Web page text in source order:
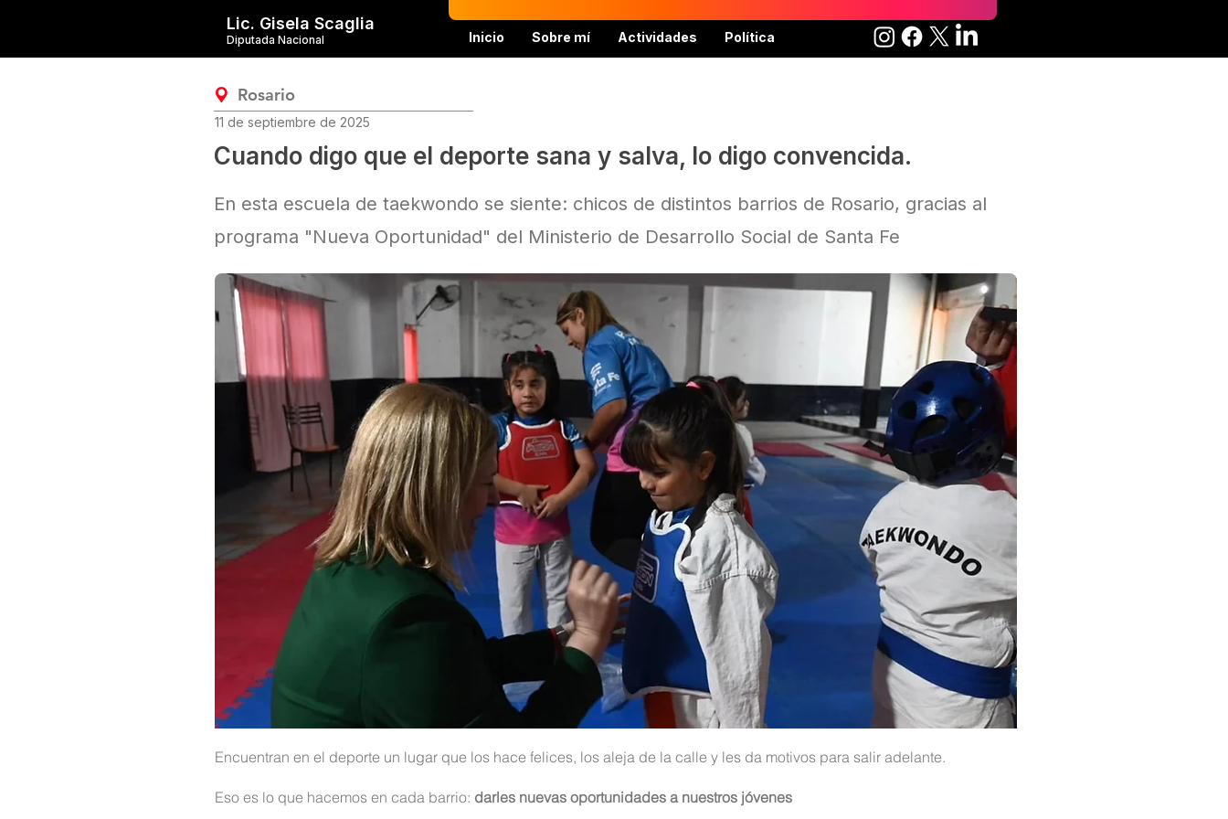
Diputada Nacional
Lic. Gisela Scaglia
Inicio Sobre mí Actividades Política
Rosario
11 de septiembre de 2025
Cuando digo que el deporte sana y salva, lo digo convencida.
En esta escuela de taekwondo se siente: chicos de distintos barrios de Rosario, gracias al
programa "Nueva Oportunidad" del Ministerio de Desarrollo Social de Santa Fe
Encuentran en el deporte un lugar que los hace felices, los aleja de la calle y les da motivos para salir adelante.
Eso es lo que hacemos en cada barrio: darles nuevas oportunidades a nuestros jóvenes